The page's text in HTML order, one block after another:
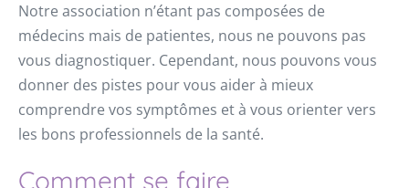
Notre association n’étant pas composées de
médecins mais de patientes, nous ne pouvons pas
vous diagnostiquer. Cependant, nous pouvons vous
donner des pistes pour vous aider à mieux
comprendre vos symptômes et à vous orienter vers
les bons professionnels de la santé.
Comment se faire